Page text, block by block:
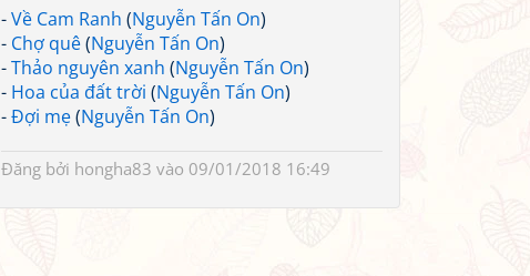
-Về Cam Ranh (Nguyễn Tấn On)
- Chợ quê(Nguyễn Tấn On)
-Thảo nguyên xanh (Nguyễn Tấn On)
- Hoa của đất trời (Nguyễn Tấn On)
-Đợi mẹ(Nguyễn Tấn On)
Đăng bởi hongha83 vào 09/01/2018 16:49